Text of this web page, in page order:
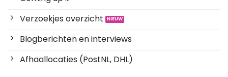
Verzoekjes overzicht
Blogberichten en interviews
Afhaallocaties (PostNL, DHL)